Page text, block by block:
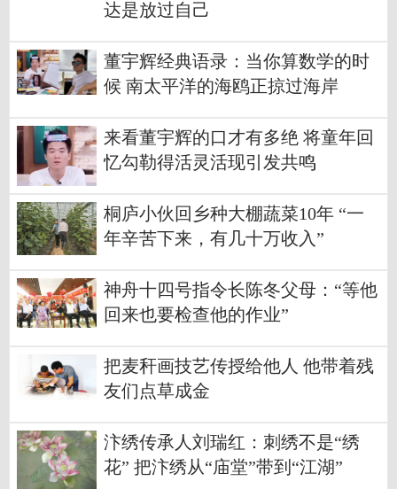
达是放过自己
董宇辉经典语录：当你算数学的时
候 南太平洋的海鸥正掠过海岸
来看董宇辉的口才有多绝 将童年回
忆勾勒得活灵活现引发共鸣
桐庐小伙回乡种大棚蔬菜10年 “一
年辛苦下来，有几十万收入”
神舟十四号指令长陈冬父母：“等他
回来也要检查他的作业”
把麦秆画技艺传授给他人 他带着残
友们点草成金
汴绣传承人刘瑞红：刺绣不是“绣
花” 把汴绣从“庙堂”带到“江湖”